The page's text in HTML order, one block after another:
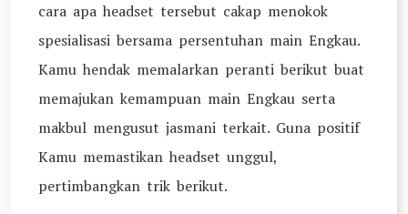
cara apa headset tersebut cakap menokok
spesialisasi bersama persentuhan main Engkau.
Kamu hendak memalarkan peranti berikut buat
memajukan kemampuan main Engkau serta
makbul mengusut jasmani terkait. Guna positif
Kamu memastikan headset unggul,
pertimbangkan trik berikut.